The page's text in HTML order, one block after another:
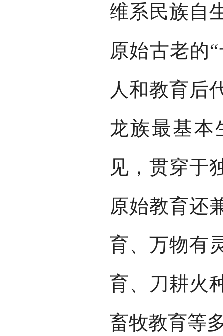
维系民族自
原始古老的
人和教育后
龙族最基本
见，贯穿于
原始教育还
育、万物有
育、刀耕火
畜牧教育等